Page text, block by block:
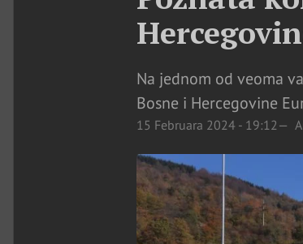
Na jednom od veoma
Bosne i Hercegovine
15 Februara 2024 - 19:12